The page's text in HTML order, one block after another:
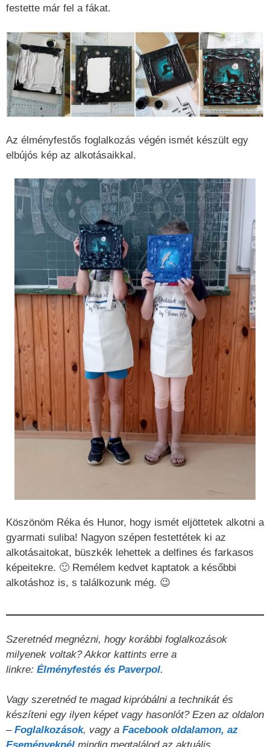
festette már fel a fákat.
Az élményfestős foglalkozás végén ismét készült egy
elbújós kép az alkotásaikkal.
Köszönöm Réka és Hunor, hogy ismét eljöttetek alkotni a
gyarmati suliba! Nagyon szépen festettétek ki az
alkotásaitokat, büszkék lehettek a delfines és farkasos
képeitekre. 🙂 Remélem kedvet kaptatok a későbbi
alkotáshoz is, s találkozunk még. 😉
Szeretnéd megnézni, hogy korábbi foglalkozások
milyenek voltak? Akkor kattints erre a
linkre: Élményfestés és Paverpol.
Vagy szeretnéd te magad kipróbálni a technikát és
készíteni egy ilyen képet vagy hasonlót? Ezen az oldalon
– Foglalkozások, vagy a Facebook oldalamon, az